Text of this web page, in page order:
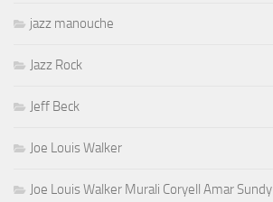
jazz manouche
Jazz Rock
Jeff Beck
Joe Louis Walker
Joe Louis Walker Murali Coryell Amar Sundy